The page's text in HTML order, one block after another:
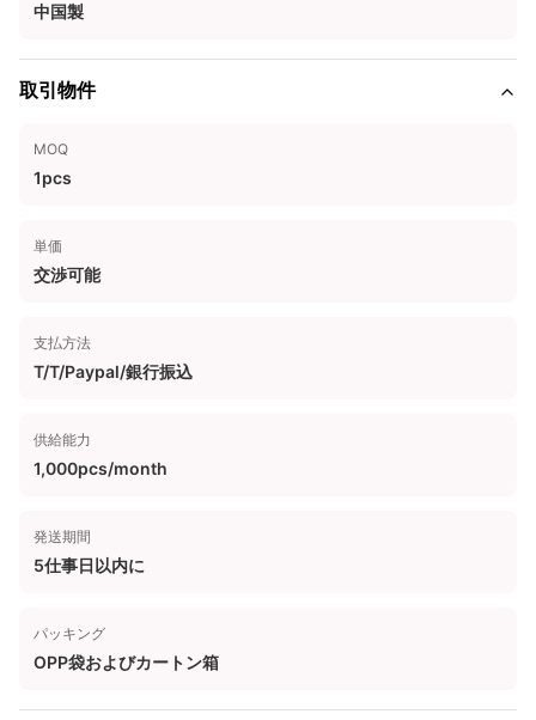
中国製
取引物件
MOQ
1pcs
単価
交渉可能
支払方法
T/T/Paypal/銀行振込
供給能力
1,000pcs/month
発送期間
5仕事日以内に
パッキング
OPP袋およびカートン箱